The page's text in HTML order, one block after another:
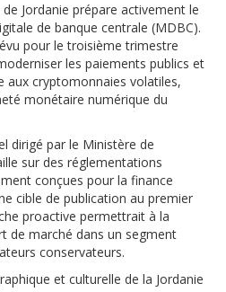
Jordanie prépare activement le
de banque centrale (MDBC).
pour le troisième trimestre
les paiements publics et
aux cryptomonnaies volatiles,
monétaire numérique du
dirigé par le Ministère de
sur des réglementations
conçues pour la finance
cible de publication au premier
proactive permettrait à la
de marché dans un segment
conservateurs.
et culturelle de la Jordanie